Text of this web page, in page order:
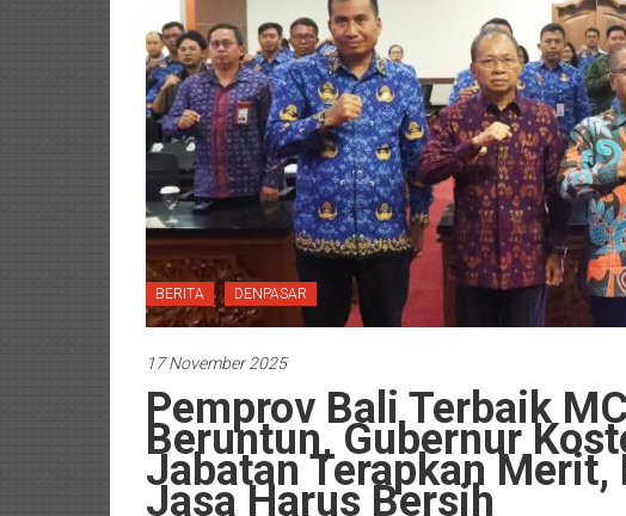
BERITA DENPASAR
17 November 2025
Pemprov Bali Terbaik
Beruntun, Gubernur
Jabatan Terapkan Merit,
Jasa Harus Bersih